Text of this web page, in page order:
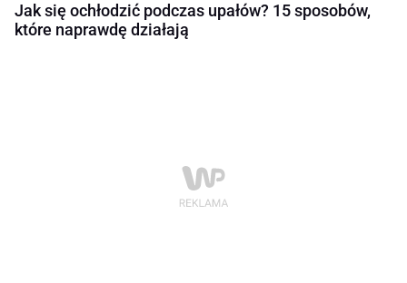
Jak się ochłodzić podczas upałów? 15 sposobów,
które naprawdę działają